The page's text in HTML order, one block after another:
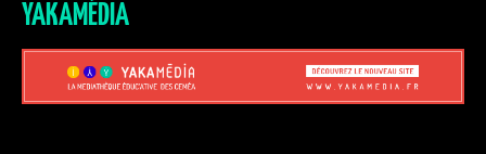
YAKAMÉDIA